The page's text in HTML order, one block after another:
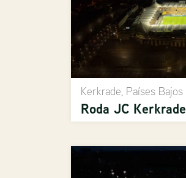
Kerkrade, Países Bajos
Roda JC Kerkrade